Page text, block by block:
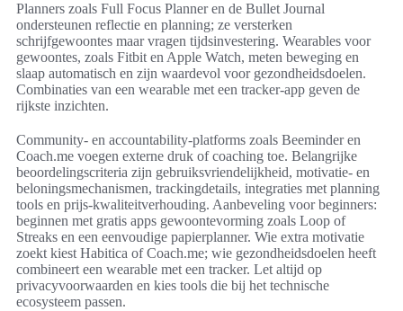
Planners zoals Full Focus Planner en de Bullet Journal
ondersteunen reflectie en planning; ze versterken
schrijfgewoontes maar vragen tijdsinvestering. Wearables voor
gewoontes, zoals Fitbit en Apple Watch, meten beweging en
slaap automatisch en zijn waardevol voor gezondheidsdoelen.
Combinaties van een wearable met een tracker-app geven de
rijkste inzichten.
Community- en accountability-platforms zoals Beeminder en
Coach.me voegen externe druk of coaching toe. Belangrijke
beoordelingscriteria zijn gebruiksvriendelijkheid, motivatie- en
beloningsmechanismen, trackingdetails, integraties met planning
tools en prijs-kwaliteitverhouding. Aanbeveling voor beginners:
beginnen met gratis apps gewoontevorming zoals Loop of
Streaks en een eenvoudige papierplanner. Wie extra motivatie
zoekt kiest Habitica of Coach.me; wie gezondheidsdoelen heeft
combineert een wearable met een tracker. Let altijd op
privacyvoorwaarden en kies tools die bij het technische
ecosysteem passen.